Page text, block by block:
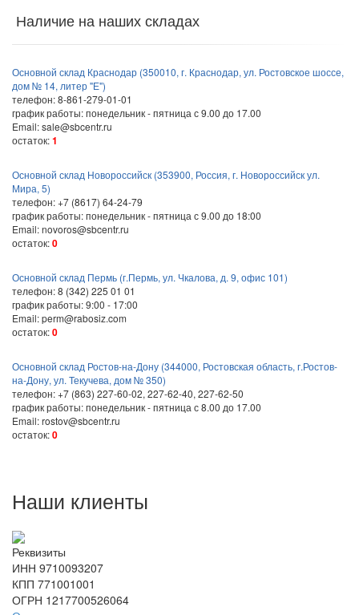
Наличие на наших складах
Основной склад Краснодар (350010, г. Краснодар, ул. Ростовское шоссе,
дом № 14, литер "Е")
телефон: 8-861-279-01-01
график работы: понедельник - пятница с 9.00 до 17.00
Email: sale@sbcentr.ru
остаток:1
Основной склад Новороссийск (353900, Россия, г. Новороссийск ул.
Мира, 5)
телефон: +7 (8617) 64-24-79
график работы: понедельник - пятница с 9.00 до 18:00
Email: novoros@sbcentr.ru
остаток:0
Основной склад Пермь (г.Пермь, ул. Чкалова, д. 9, офис 101)
телефон: 8 (342) 225 01 01
график работы: 9:00 - 17:00
Email: perm@rabosiz.com
остаток:0
Основной склад Ростов-на-Дону (344000, Ростовская область, г.Ростов-
на-Дону, ул. Текучева, дом № 350)
телефон: +7 (863) 227-60-02, 227-62-40, 227-62-50
график работы: понедельник - пятница с 8.00 до 17.00
Email: rostov@sbcentr.ru
остаток:0
Наши клиенты
Реквизиты
ИНН 9710093207
КПП 771001001
ОГРН 1217700526064